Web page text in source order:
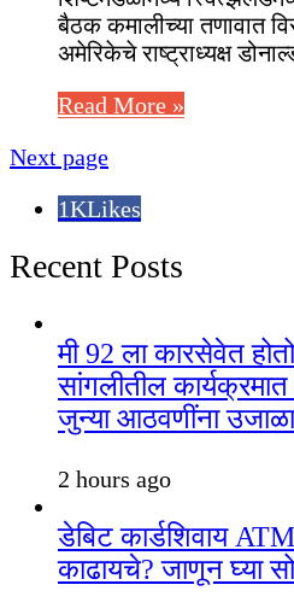
बैठक कमालीच्या तणावात
अमेरिकेचे राष्ट्राध्यक्ष
Read More »
Next page
1KLikes
Recent Posts
मी 92 ला कारसेवेत
सांगलीतील
जुन्या आठवणींना उजाळा
2 hours ago
डेबिट कार्डशिवाय
काढायचे? जाणून घ्या